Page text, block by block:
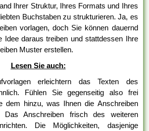
Ihrer Struktur, Ihres Formats und Ihres
Buchstaben zu strukturieren. Ja, es
vorlagen, doch Sie können dauernd
Idee daraus treiben und stattdessen Ihre
Muster erstellen.
Lesen Sie auch:
erleichtern das Texten des
Fühlen Sie gegenseitig also frei
dem hinzu, was Ihnen die Anschreiben
Anschreiben frisch des weiteren
Die Möglichkeiten, dasjenige